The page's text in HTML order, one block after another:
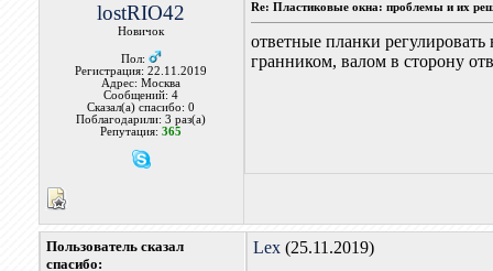
lostRIO42
Новичок
Пол:
Регистрация: 22.11.2019
Адрес: Москва
Сообщений: 4
Сказал(а) спасибо: 0
Поблагодарили: 3 раз(а)
Репутация:365
Re: Пластиковые окна: проблемы и их
ответные планки
гранником, валом в сторону
Пользователь сказал
cпасибо:
Lex(25.11.2019)